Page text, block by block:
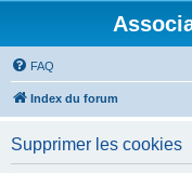
FAQ
Index du forum
Supprimer les cookies